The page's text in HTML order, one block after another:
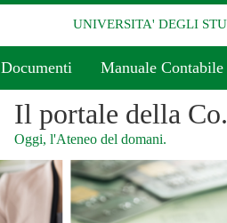
UNIVERSITA' DEGLI
Documenti Manuale Contabile
Il portale della
Oggi, l'Ateneo del domani.